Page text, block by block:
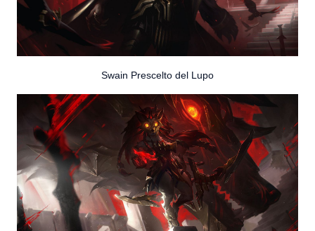
Swain Prescelto del Lupo